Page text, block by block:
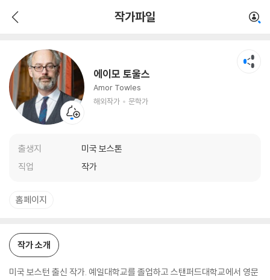
작가파일
에이모 토울스
Amor Towles
해외작가
문학가
출생지
미국 보스톤
직업
작가
홈페이지
작가 소개
미국 보스턴 출신 작가. 예일대학교를 졸업하고 스탠퍼드대학교에서 영문